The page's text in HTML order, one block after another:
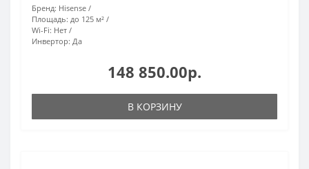
Бренд: Hisense
Площадь: до 125 м²
Wi-Fi: Нет
Инвертор: Да
148 850.00р.
В КОРЗИНУ